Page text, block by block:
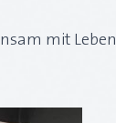
mit Leben